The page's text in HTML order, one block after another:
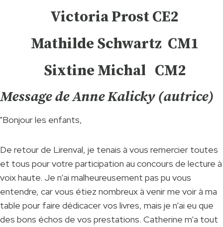
Victoria Prost CE2
Mathilde Schwartz CM1
Sixtine Michal CM2
Message de Anne Kalicky (autrice)
"Bonjour les enfants,
De retour de Lirenval, je tenais à vous remercier toutes
et tous pour votre participation au concours de lecture à
voix haute. Je n’ai malheureusement pas pu vous
entendre, car vous étiez nombreux à venir me voir à ma
table pour faire dédicacer vos livres, mais je n’ai eu que
des bons échos de vos prestations. Catherine m’a tout